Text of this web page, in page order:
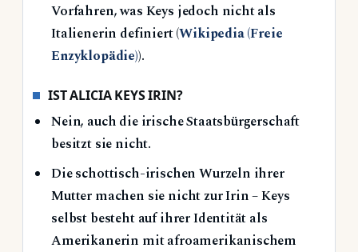
Vorfahren, was Keys jedoch nicht als
Italienerin definiert (Wikipedia (Freie
Enzyklopädie)).
IST ALICIA KEYS IRIN?
Nein, auch die irische Staatsbürgerschaft
besitzt sie nicht.
Die schottisch-irischen Wurzeln ihrer
Mutter machen sie nicht zur Irin – Keys
selbst besteht auf ihrer Identität als
Amerikanerin mit afroamerikanischem